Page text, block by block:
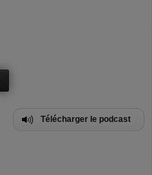
Télécharger le podcast